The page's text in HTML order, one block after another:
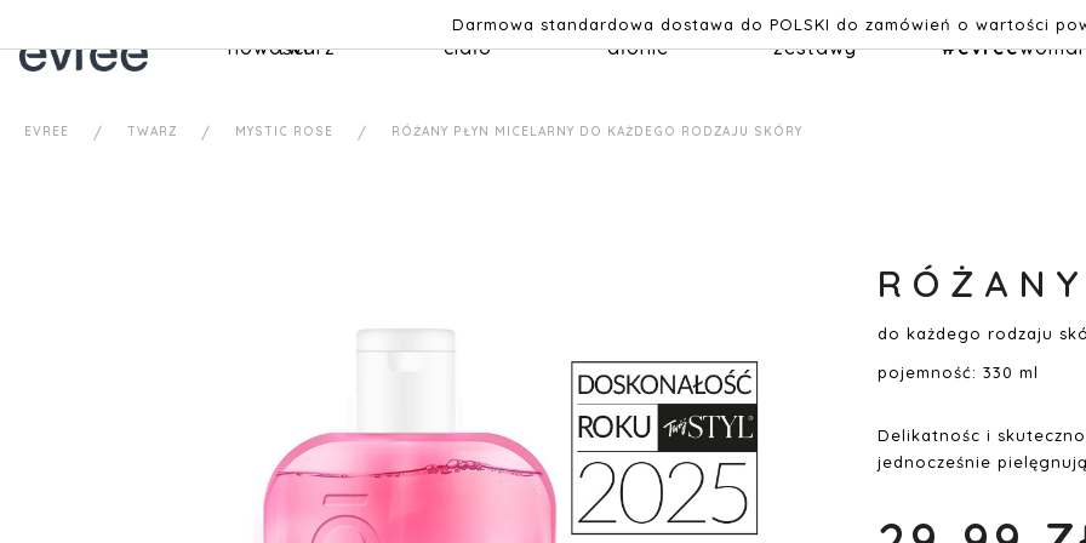
Darmowa standardowa dostawa do POLSKI do zamówień o wartości
nowości
twarz ciało dłonie zestawy #evree
EVREE TWARZ MYSTIC ROSE RÓŻANY PŁYN MICELARNY DO KAŻDEGO RODZAJU SKÓRY
do każdego rodzaju
pojemność: 330 ml
Delikatnośc i
jednocześnie